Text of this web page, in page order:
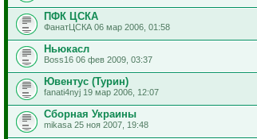
ПФК ЦСКА
ФанатЦСКА 06 мар 2006, 01:58
Ньюкасл
Boss16 06 фев 2009, 03:37
Ювентус (Турин)
fanati4nyj 19 мар 2006, 12:07
Сборная Украины
mikasa 25 ноя 2007, 19:48